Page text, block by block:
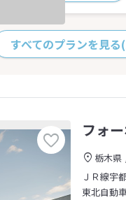
すべてのプランを見る
フォ
栃木県
ＪＲ線宇
東北自動